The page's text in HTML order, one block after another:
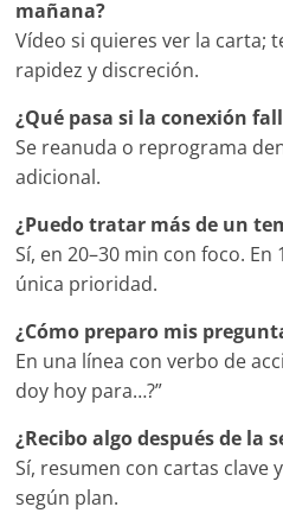
mañana?
Vídeo si quieres ver la carta;
rapidez y discreción.
¿Qué pasa si la conexión
Se reanuda o reprograma
adicional.
¿Puedo tratar más de un
Sí, en 20–30 min con foco.
única prioridad.
¿Cómo preparo mis
En una línea con verbo de
doy hoy para…?”
¿Recibo algo después de la
Sí, resumen con cartas clave
según plan.